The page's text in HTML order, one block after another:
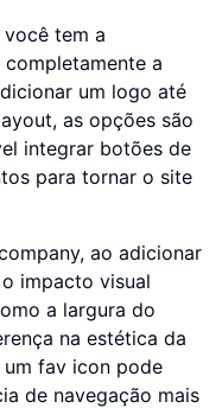
tem a
a
um logo até
as opções são
integrar botões de
para tornar o site
ao adicionar
impacto visual
a largura do
na estética da
um fav icon pode
de navegação mais